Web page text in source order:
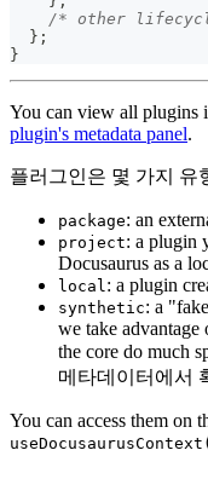
/* other
} ;
}
You can view all plugins
plugin's metadata panel.
플러그인은 몇 가지 유
package: an
project: a plugin
Docusaurus as a
local : a plugin
synthetic: a
we take
the core do much
메타데이터에서
You can access them on